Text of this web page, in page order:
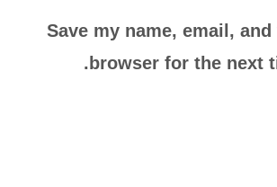
Save my name, email,
browser for the next